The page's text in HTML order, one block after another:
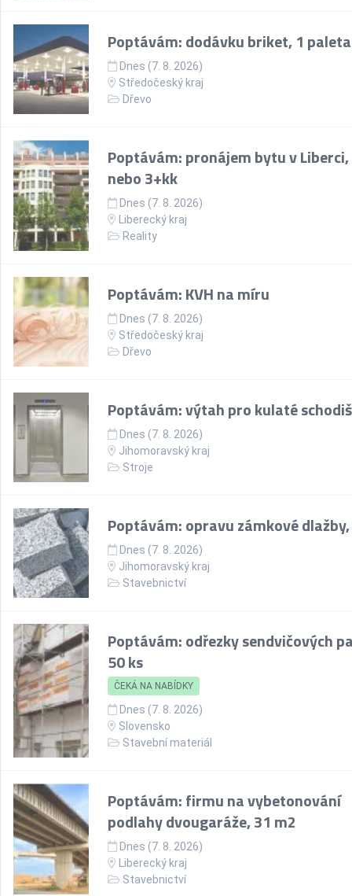
Poptávám: dodávku briket, 1 paleta
Dnes (7. 8. 2026)
Středočeský kraj
Dřevo
Poptávám: pronájem bytu v
nebo 3+kk
Dnes (7. 8. 2026)
Liberecký kraj
Reality
Poptávám: KVH na míru
Dnes (7. 8. 2026)
Středočeský kraj
Dřevo
Poptávám: výtah pro kulaté
Dnes (7. 8. 2026)
Jihomoravský kraj
Stroje
Poptávám: opravu zámkové dlažby,
Dnes (7. 8. 2026)
Jihomoravský kraj
Stavebnictví
Poptávám: odřezky sendvičových
50 ks
ČEKÁ NA NABÍDKY
Dnes (7. 8. 2026)
Slovensko
Stavební materiál
Poptávám: firmu na vybetonování
podlahy dvougaráže, 31 m2
Dnes (7. 8. 2026)
Liberecký kraj
Stavebnictví